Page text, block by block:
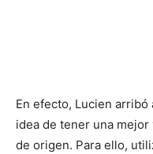
En efecto, Lucien arribó
idea de tener una
de origen. Para ello,